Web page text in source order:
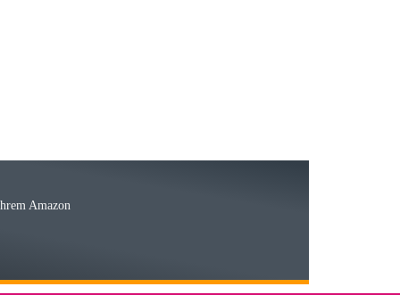
kommenden Jahren herausstellen. Spannend wird es falls
Amazon